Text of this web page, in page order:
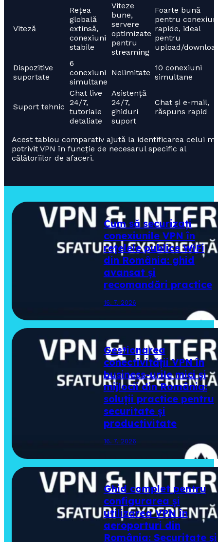
Viteză
Rețea
globală
extinsă,
conexiuni
stabile
Viteze
bune,
servere
optimizate
pentru
streaming
Foarte bună
pentru
rapide, ideal
pentru
upload/
Dispozitive
suportate
6
conexiuni
simultane
Nelimitate
10 conexiuni
simultane
Suport tehnic
Chat live
24/7,
tutoriale
detaliate
Asistență
24/7,
ghiduri
suport
Chat și e-mail,
răspuns rapid
Acest tablou comparativ ajută la identificarea celui
potrivit VPN în funcție de necesarul specific al
călătoriilor de afaceri.
Cum să securizați
conexiunile VPN în
rețelele publice WiFi
din România: ghid
avansat și
recomandări practice
16. 7. 2026
Gestionarea
conectivității VPN în
business-urile mici și
mijlocii din România:
soluții practice pentru
securitate și
productivitate
16. 7. 2026
Ghid complet pentru
configurarea și
utilizarea VPN în
aeroporturi din
România: Securitate și